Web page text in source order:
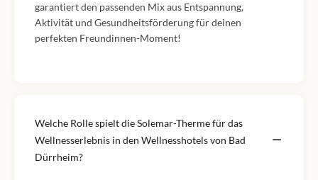
garantiert den passenden Mix aus Entspannung,
Aktivität und Gesundheitsförderung für deinen
perfekten Freundinnen-Moment!
Welche Rolle spielt die Solemar-Therme für das
Wellnesserlebnis in den Wellnesshotels von Bad
Dürrheim?